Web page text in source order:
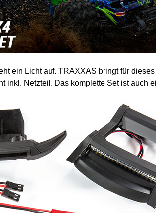
ein Licht auf. TRAXXAS bringt für
inkl. Netzteil. Das komplette Set ist auch